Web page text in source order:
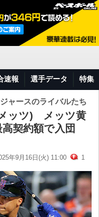
速報 選手データ 特集
ャースのライバルたち
ッツ) メッツ黄
契約額で入団
年9月16日(火) 11:00 1